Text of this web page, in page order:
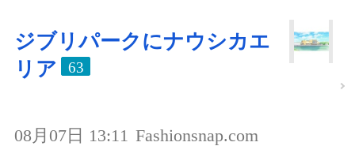
ジブリパークにナウシカエ
リア
63
08月07日 13:11 Fashionsnap.com